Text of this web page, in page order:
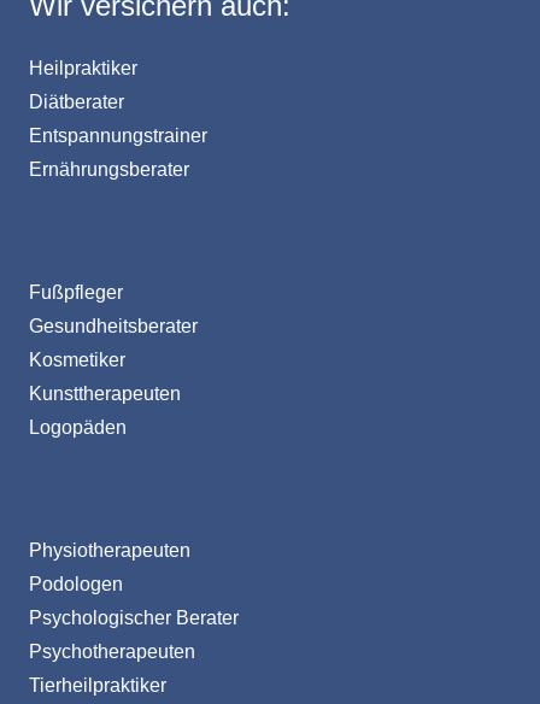
Heilpraktiker
Diätberater
Entspannungstrainer
Ernährungsberater
Fußpfleger
Gesundheitsberater
Kosmetiker
Kunsttherapeuten
Logopäden
Physiotherapeuten
Podologen
Psychologischer Berater
Psychotherapeuten
Tierheilpraktiker